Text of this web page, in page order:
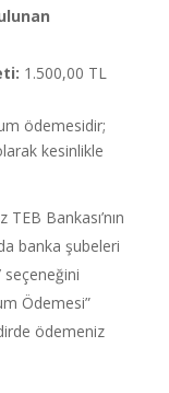
1.500,00 TL
ödemesidir;
kesinlikle
Bankası’nın
banka şubeleri
seçeneğini
Ödemesi”
ödemeniz